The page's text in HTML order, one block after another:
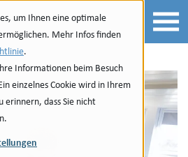
um Ihnen eine optimale
Mehr Infos finden
.
Informationen beim Besuch
einzelnes Cookie wird in Ihrem
erinnern, dass Sie nicht